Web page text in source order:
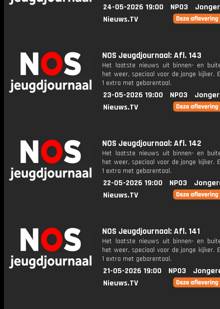
24-05-2026 19:00 NPO3
Nieuws.TV
NOS Jeugdjournaal: Afl. 143
Het laatste nieuws uit binnen- en
het weer, speciaal voor de jonge kijker.
1 extra met gebarentaal.
23-05-2026 19:00 NPO3
Nieuws.TV
NOS Jeugdjournaal: Afl. 142
Het laatste nieuws uit binnen- en
het weer, speciaal voor de jonge kijker.
1 extra met gebarentaal.
22-05-2026 19:00 NPO3
Nieuws.TV
NOS Jeugdjournaal: Afl. 141
Het laatste nieuws uit binnen- en
het weer, speciaal voor de jonge kijker.
1 extra met gebarentaal.
21-05-2026 19:00 NPO3
Nieuws.TV